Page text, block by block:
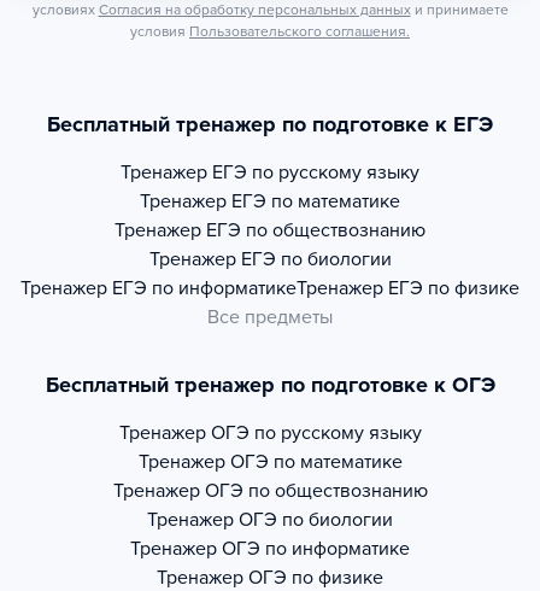
условиях Согласия на обработку персональных данных и принимаете
условия Пользовательского соглашения.
Бесплатный тренажер по подготовке к ЕГЭ
Тренажер ЕГЭ по русскому языку
Тренажер ЕГЭ по математике
Тренажер ЕГЭ по обществознанию
Тренажер ЕГЭ по биологии
Тренажер ЕГЭ по информатикеТренажер ЕГЭ по физике
Все предметы
Бесплатный тренажер по подготовке к ОГЭ
Тренажер ОГЭ по русскому языку
Тренажер ОГЭ по математике
Тренажер ОГЭ по обществознанию
Тренажер ОГЭ по биологии
Тренажер ОГЭ по информатике
Тренажер ОГЭ по физике